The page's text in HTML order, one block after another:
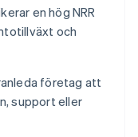
en hög NRR
och
företag att
support eller